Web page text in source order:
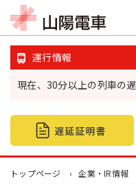
運行情報
現在、30分以上の列車の
トップページ 企業・IR情報
おでかけ情報
不動産情報